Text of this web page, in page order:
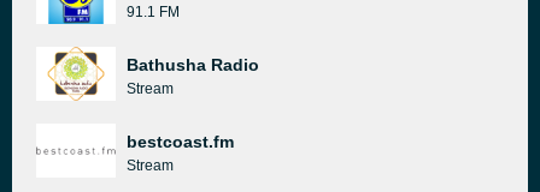
91.1 FM
Bathusha Radio
Stream
bestcoast.fm
Stream